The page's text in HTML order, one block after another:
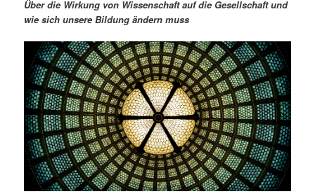
r
e
n
I
n
d
ä
r
e
n
n
a
a
t
i
o
n
Über die Wirkung von Wissenschaft auf die Gesellschaft und
wie sich unsere Bildung ändern muss